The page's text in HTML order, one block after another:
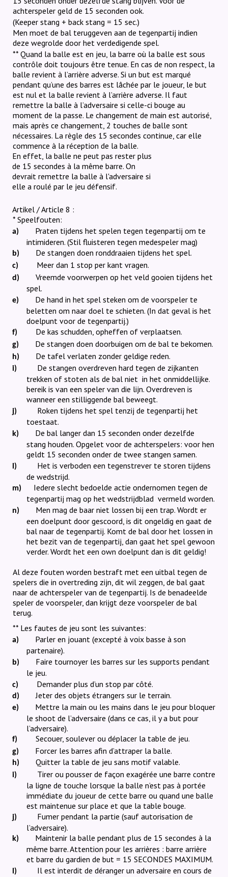
achterspeler geld de 15 seconden ook.
(Keeper stang + back stang = 15 sec.)
Men moet de bal teruggeven aan de tegenpartij indien
deze wegrolde door het verdedigende spel.
** Quand la balle est en jeu, la barre où la balle est sous
contrôle doit toujours être tenue. En cas de non respect, la
balle revient à l’arrière adverse. Si un but est marqué
pendant qu’une des barres est lâchée par le joueur, le but
est nul et la balle revient à l’arrière adverse. Il faut
remettre la balle à l’adversaire si celle-ci bouge au
moment de la passe. Le changement de main est autorisé,
mais après ce changement, 2 touches de balle sont
nécessaires. La règle des 15 secondes continue, car elle
commence à la réception de la balle.
En effet, la balle ne peut pas rester plus
de 15 secondes à la même barre. On
devrait remettre la balle à l'adversaire si
elle a roulé par le jeu défensif.
Artikel / Article 8 :
* Speelfouten:
a)
Praten tijdens het spelen tegen tegenpartij om te
intimideren. (Stil fluisteren tegen medespeler mag)
b) De stangen doen ronddraaien tijdens het spel.
c) Meer dan 1 stop per kant vragen.
d)
Vreemde voorwerpen op het veld gooien tijdens het
spel.
e)
De hand in het spel steken om de voorspeler te
beletten om naar doel te schieten. (In dat geval is het
doelpunt voor de tegenpartij.)
f) De kas schudden, opheffen of verplaatsen.
g) De stangen doen doorbuigen om de bal te bekomen.
h) De tafel verlaten zonder geldige reden.
i)
De stangen overdreven hard tegen de zijkanten
trekken of stoten als de bal niet in het onmiddellijke.
bereik is van een speler van die lijn. Overdreven is
wanneer een stilliggende bal beweegt.
j)
Roken tijdens het spel tenzij de tegenpartij het
toestaat.
k)
De bal langer dan 15 seconden onder dezelfde
stang houden. Opgelet voor de achterspelers: voor hen
geldt 15 seconden onder de twee stangen samen.
l)
Het is verboden een tegenstrever te storen tijdens
de wedstrijd.
m)
Iedere slecht bedoelde actie ondernomen tegen de
tegenpartij mag op het wedstrijdblad vermeld worden.
n)
Men mag de baar niet lossen bij een trap. Wordt er
een doelpunt door gescoord, is dit ongeldig en gaat de
bal naar de tegenpartij. Komt de bal door het lossen in
het bezit van de tegenpartij, dan gaat het spel gewoon
verder. Wordt het een own doelpunt dan is dit geldig!
Al deze fouten worden bestraft met een uitbal tegen de
spelers die in overtreding zijn, dit wil zeggen, de bal gaat
naar de achterspeler van de tegenpartij. Is de benadeelde
speler de voorspeler, dan krijgt deze voorspeler de bal
terug.
** Les fautes de jeu sont les suivantes:
a)
Parler en jouant (excepté à voix basse à son
partenaire).
b)
Faire tournoyer les barres sur les supports pendant
le jeu.
c) Demander plus d’un stop par côté.
d) Jeter des objets étrangers sur le terrain.
e)
Mettre la main ou les mains dans le jeu pour bloquer
le shoot de l’adversaire (dans ce cas, il y a but pour
l’adversaire).
f) Secouer, soulever ou déplacer la table de jeu.
g) Forcer les barres afin d’attraper la balle.
h) Quitter la table de jeu sans motif valable.
i)
Tirer ou pousser de façon exagérée une barre contre
la ligne de touche lorsque la balle n’est pas à portée
immédiate du joueur de cette barre ou quand une balle
est maintenue sur place et que la table bouge.
j)
Fumer pendant la partie (sauf autorisation de
l’adversaire).
k)
Maintenir la balle pendant plus de 15 secondes à la
même barre. Attention pour les arrières : barre arrière
et barre du gardien de but = 15 SECONDES MAXIMUM.
l)
Il est interdit de déranger un adversaire en cours de